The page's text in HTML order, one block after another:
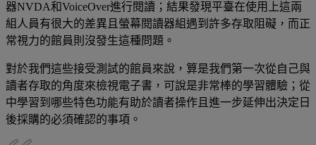
器NVDA和VoiceOver進行閱讀；結果發現平臺在使用上這兩
組人員有很大的差異且螢幕閱讀器組遇到許多存取阻礙，而正
常視力的館員則沒發生這種問題。
對於我們這些接受測試的館員來說，算是我們第一次從自己與
讀者存取的角度來檢視電子書，可說是非常棒的學習體驗；從
中學習到哪些特色功能有助於讀者操作且進一步延伸出決定日
後採購的必須確認的事項。